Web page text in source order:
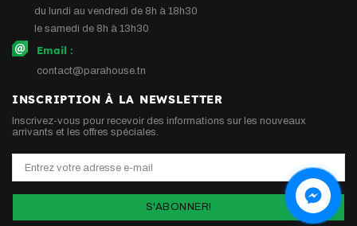
du lundi au vendredi de 8h à 18h30
le samedi de 8h à 13h30
Email :
contact@parahouse.tn
INSCRIPTION À LA NEWSLETTER
Inscrivez-vous pour recevoir des informations sur les nouveaux
arrivants et les offres spéciales.
S'ABONNER!